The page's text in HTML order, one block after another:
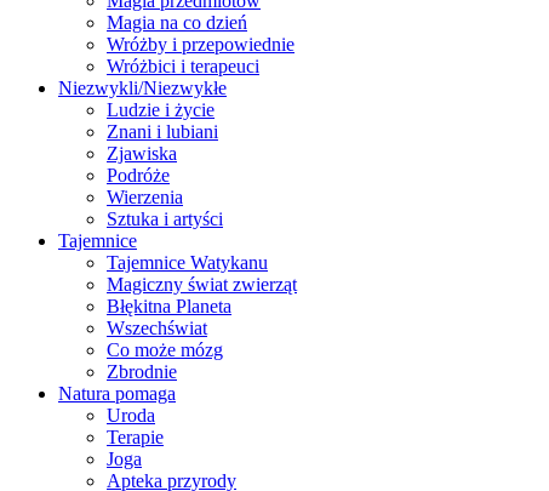
Magia na co dzień
Wróżby i przepowiednie
Wróżbici i terapeuci
Niezwykli/Niezwykłe
Ludzie i życie
Znani i lubiani
Zjawiska
Podróże
Wierzenia
Sztuka i artyści
Tajemnice
Tajemnice Watykanu
Magiczny świat zwierząt
Błękitna Planeta
Wszechświat
Co może mózg
Zbrodnie
Natura pomaga
Uroda
Terapie
Joga
Apteka przyrody